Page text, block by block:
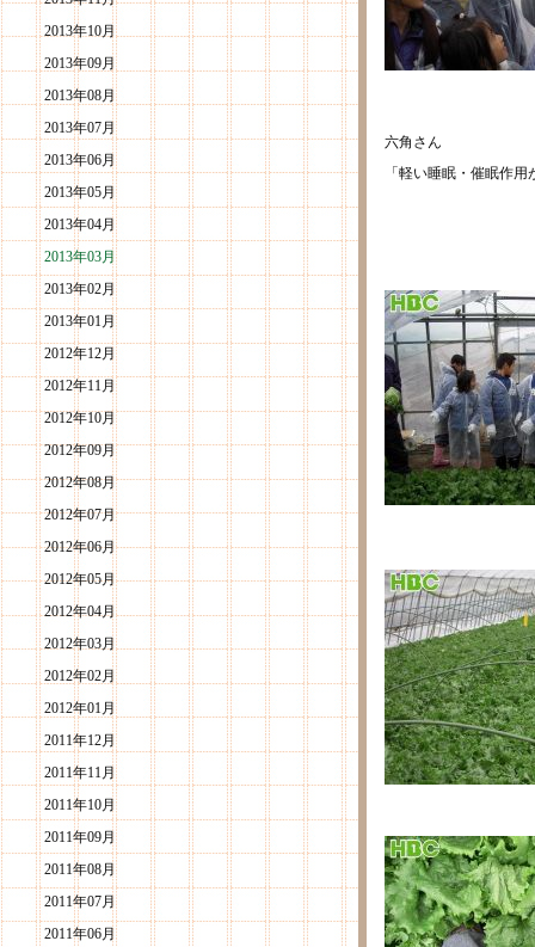
2013年10月
2013年09月
2013年08月
2013年07月
2013年06月
2013年05月
2013年04月
2013年03月
2013年02月
2013年01月
2012年12月
2012年11月
2012年10月
2012年09月
2012年08月
2012年07月
2012年06月
2012年05月
2012年04月
2012年03月
2012年02月
2012年01月
2011年12月
2011年11月
2011年10月
2011年09月
2011年08月
2011年07月
2011年06月
六角さん
「軽い睡眠・催眠作